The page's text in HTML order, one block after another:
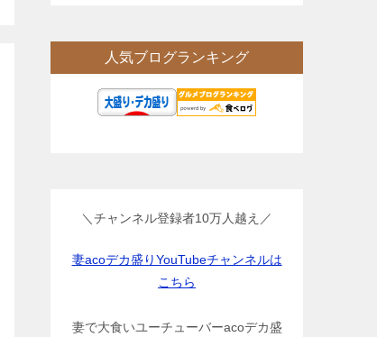
人気ブログランキング
＼チャンネル登録者10万人越え／
妻acoデカ盛りYouTubeチャンネルは
こちら
妻で大食いユーチューバーacoデカ盛